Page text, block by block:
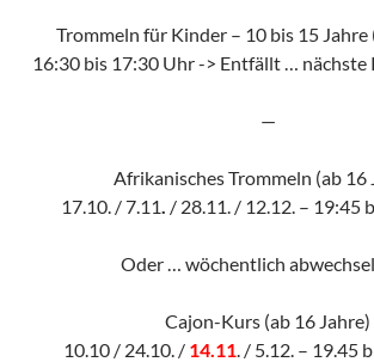
Trommeln für Kinder – 10 bis 15 Jahre
16:30 bis 17:30 Uhr -> Entfällt … nächste
—
Afrikanisches Trommeln (ab 16
17.10. / 7.11 / 28.11. / 12.12. – 19:45
Oder … wöchentlich
Cajon-Kurs (ab 16 Jahre)
10.10 / 24.10. / 14.11 . / 5.12. – 19.45